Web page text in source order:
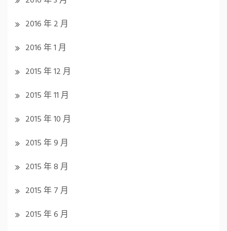
2016 年 2 月
2016 年 1 月
2015 年 12 月
2015 年 11 月
2015 年 10 月
2015 年 9 月
2015 年 8 月
2015 年 7 月
2015 年 6 月